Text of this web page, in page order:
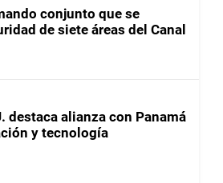
conjunto que se
de siete áreas del Canal
destaca alianza con Panamá
y tecnología